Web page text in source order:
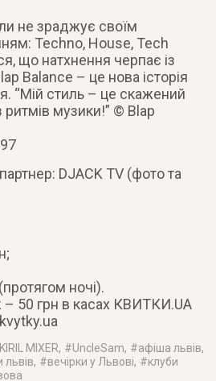
не зраджує своїм
Techno, House, Tech
що натхнення черпає із
Balance – це нова історія
“Мій стиль – це скажений
ритмів музики!” © Blap
DJACK TV (фото та
ночі).
50 грн в касах КВИТКИ.UA
KIRIL MIXER, #UncleSam, #афіша львів,
львів, #вечірки у Львові, #клуби